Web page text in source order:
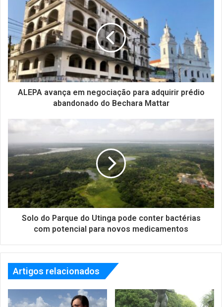
ALEPA avança em negociação para adquirir prédio
abandonado do Bechara Mattar
Solo do Parque do Utinga pode conter bactérias
com potencial para novos medicamentos
Artigos relacionados